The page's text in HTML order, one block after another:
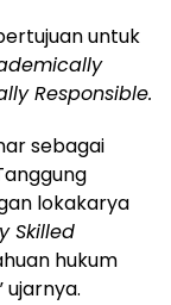
untuk
Responsible.
sebagai
lokakarya
Skilled
hukum
ujarnya.